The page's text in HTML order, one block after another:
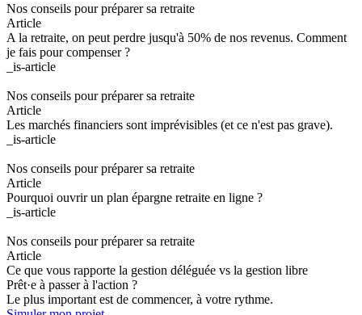
Nos conseils pour préparer sa retraite
Article
A la retraite, on peut perdre jusqu'à 50% de nos revenus. Comment
je fais pour compenser ?
_is-article
Nos conseils pour préparer sa retraite
Article
Les marchés financiers sont imprévisibles (et ce n'est pas grave).
_is-article
Nos conseils pour préparer sa retraite
Article
Pourquoi ouvrir un plan épargne retraite en ligne ?
_is-article
Nos conseils pour préparer sa retraite
Article
Ce que vous rapporte la gestion déléguée vs la gestion libre
Prêt·e à passer à l'action ?
Le plus important est de commencer, à votre rythme.